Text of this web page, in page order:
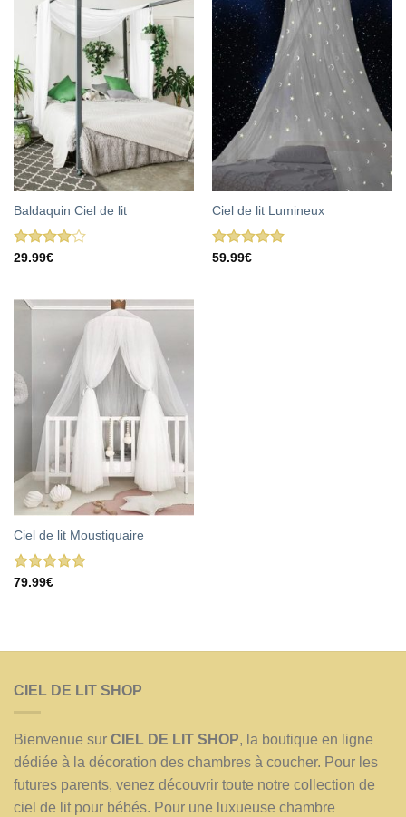
Baldaquin Ciel de lit
Note
29.99€
Ciel de lit Lumineux
Note5.00
59.99€
Ciel de lit Moustiquaire
Note5.00
79.99€
CIEL DE LIT SHOP
Bienvenue sur CIEL DE LIT SHOP, la boutique en ligne
dédiée à la décoration des chambres à coucher. Pour les
futures parents, venez découvrir toute notre collection de
ciel de lit pour bébés. Pour une luxueuse chambre